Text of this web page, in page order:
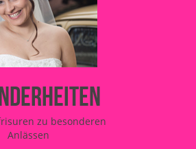
zu besonderen
Anlässen